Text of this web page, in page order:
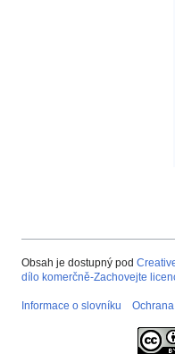
Obsah je dostupný pod
dílo komerčně-Zachovejte
Informace o slovníku